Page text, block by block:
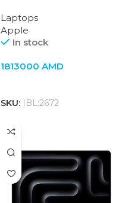
Laptops
Apple
In stock
1813000 AMD
SKU: IBL:2672